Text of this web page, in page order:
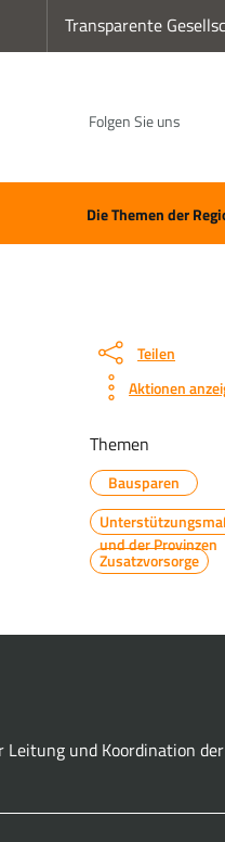
Transparente
Folgen Sie uns
Die Themen der
Teilen
Aktionen
Themen
Bausparen
und der Provinzen
Zusatzvorsorge
Leitung und Koordination